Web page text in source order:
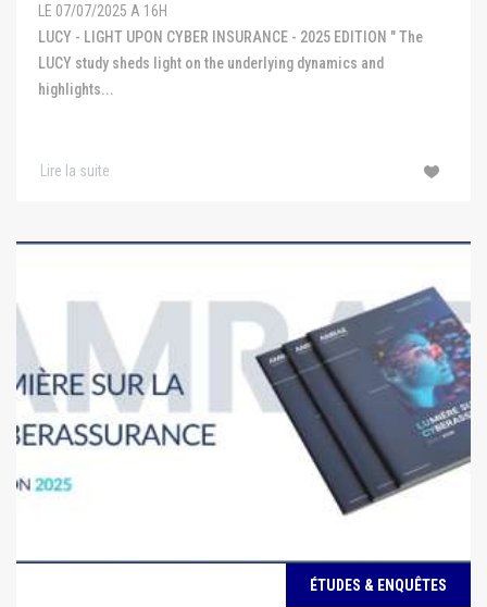
LE 07/07/2025 A 16H
LUCY - LIGHT UPON CYBER INSURANCE - 2025 EDITION " The
LUCY study sheds light on the underlying dynamics and
highlights...
Lire la suite
ÉTUDES & ENQUÊTES